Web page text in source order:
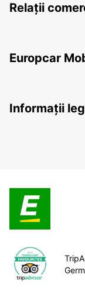
Relații
Europcar
Informații